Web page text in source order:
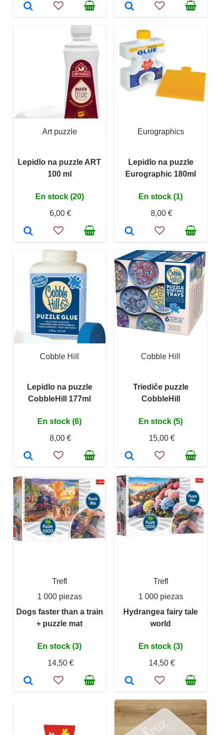
Art puzzle
Lepidlo na puzzle ART
100 ml
En stock (20)
6,00 €
Eurographics
Lepidlo na puzzle
Eurographic 180ml
En stock (1)
8,00 €
Cobble Hill
Lepidlo na puzzle
CobbleHill 177ml
En stock (6)
8,00 €
Cobble Hill
Triediče puzzle
CobbleHill
En stock (5)
15,00 €
Trefl
1 000 piezas
Dogs faster than a train
+ puzzle mat
En stock (3)
14,50 €
Trefl
1 000 piezas
Hydrangea fairy tale
world
En stock (3)
14,50 €